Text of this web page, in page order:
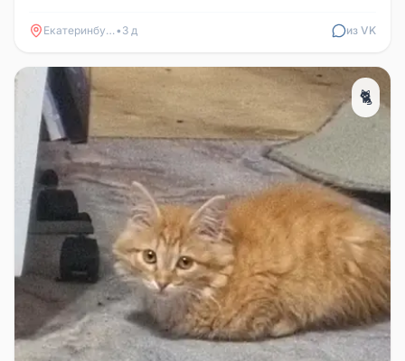
Екатеринбург • 3 д из VK
🐈